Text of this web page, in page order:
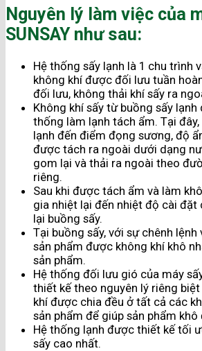
Nguyên lý làm việc của
SUNSAY như sau:
Hệ thống sấy lạnh là 1 chu trình
không khí được đối lưu tuần
đối lưu, không thải khí sấy ra
Không khí sấy từ buồng sấy lạnh
thống làm lạnh tách ẩm. Tại
lạnh đến điểm đọng sương, độ
được tách ra ngoài dưới dạng
gom lại và thải ra ngoài theo
riêng.
Sau khi được tách ẩm và làm
gia nhiệt lại đến nhiệt độ cài đặt
lại buồng sấy.
Tại buồng sấy, với sự chênh
sản phẩm được không khí khô
sản phẩm.
Hệ thống đối lưu gió của máy
thiết kế theo nguyên lý riêng
khí được chia đều ở tất cả các
sản phẩm để giúp sản phẩm khô
Hệ thống lạnh được thiết kế tối
sấy cao nhất.